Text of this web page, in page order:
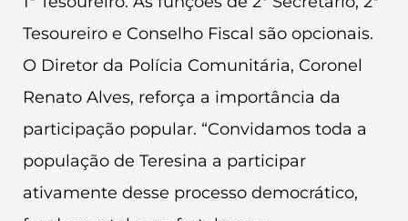
Tesoureiro e Conselho Fiscal são opcionais.
O Diretor da Polícia Comunitária, Coronel
Renato Alves, reforça a importância da
participação popular. “Convidamos toda a
população de Teresina a participar
ativamente desse processo democrático,